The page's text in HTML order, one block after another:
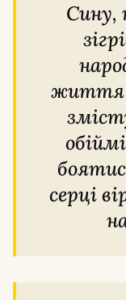
Сину, ти наше сонце, яке
життя
серці